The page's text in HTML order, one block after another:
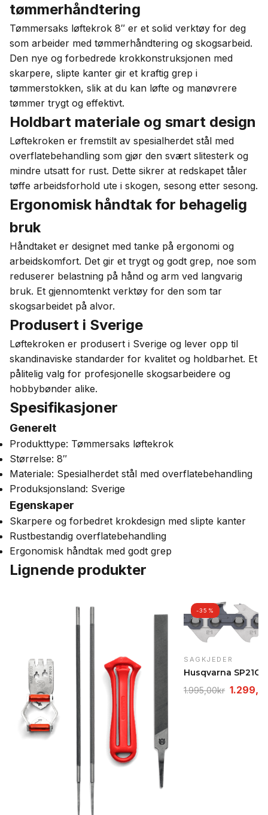
tømmerhåndtering
Tømmersaks løftekrok 8″ er et solid verktøy for deg
som arbeider med tømmerhåndtering og skogsarbeid.
Den nye og forbedrede krokkonstruksjonen med
skarpere, slipte kanter gir et kraftig grep i
tømmerstokken, slik at du kan løfte og manøvrere
tømmer trygt og effektivt.
Holdbart materiale og smart design
Løftekroken er fremstilt av spesialherdet stål med
overflatebehandling som gjør den svært slitesterk og
mindre utsatt for rust. Dette sikrer at redskapet tåler
tøffe arbeidsforhold ute i skogen, sesong etter sesong.
Ergonomisk håndtak for behagelig
bruk
Håndtaket er designet med tanke på ergonomi og
arbeidskomfort. Det gir et trygt og godt grep, noe som
reduserer belastning på hånd og arm ved langvarig
bruk. Et gjennomtenkt verktøy for den som tar
skogsarbeidet på alvor.
Produsert i Sverige
Løftekroken er produsert i Sverige og lever opp til
skandinaviske standarder for kvalitet og holdbarhet. Et
pålitelig valg for profesjonelle skogsarbeidere og
hobbybønder alike.
Spesifikasjoner
Generelt
Produkttype: Tømmersaks løftekrok
Størrelse: 8″
Materiale: Spesialherdet stål med overflatebehandling
Produksjonsland: Sverige
Egenskaper
Skarpere og forbedret krokdesign med slipte kanter
Rustbestandig overflatebehandling
Ergonomisk håndtak med godt grep
Lignende produkter
-35%
SAGKJEDER
1.995,00kr